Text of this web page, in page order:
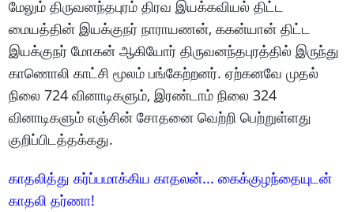
மேலும் திருவனந்தபுரம் திரவ இயக்கவியல் திட்ட
மையத்தின் இயக்குநர் நாராயணன், ககன்யான் திட்ட
இயக்குநர் மோகன் ஆகியோர் திருவனந்தபுரத்தில் இருந்து
காணொலி காட்சி மூலம் பங்கேற்றனர். ஏற்கனவே முதல்
நிலை 724 வினாடிகளும், இரண்டாம் நிலை 324
வினாடிகளும் எஞ்சின் சோதனை வெற்றி பெற்றுள்ளது
குறிப்பிடத்தக்கது.
காதலித்து கர்ப்பமாக்கிய காதலன்... கைக்குழந்தையுடன்
காதலி தர்ணா!